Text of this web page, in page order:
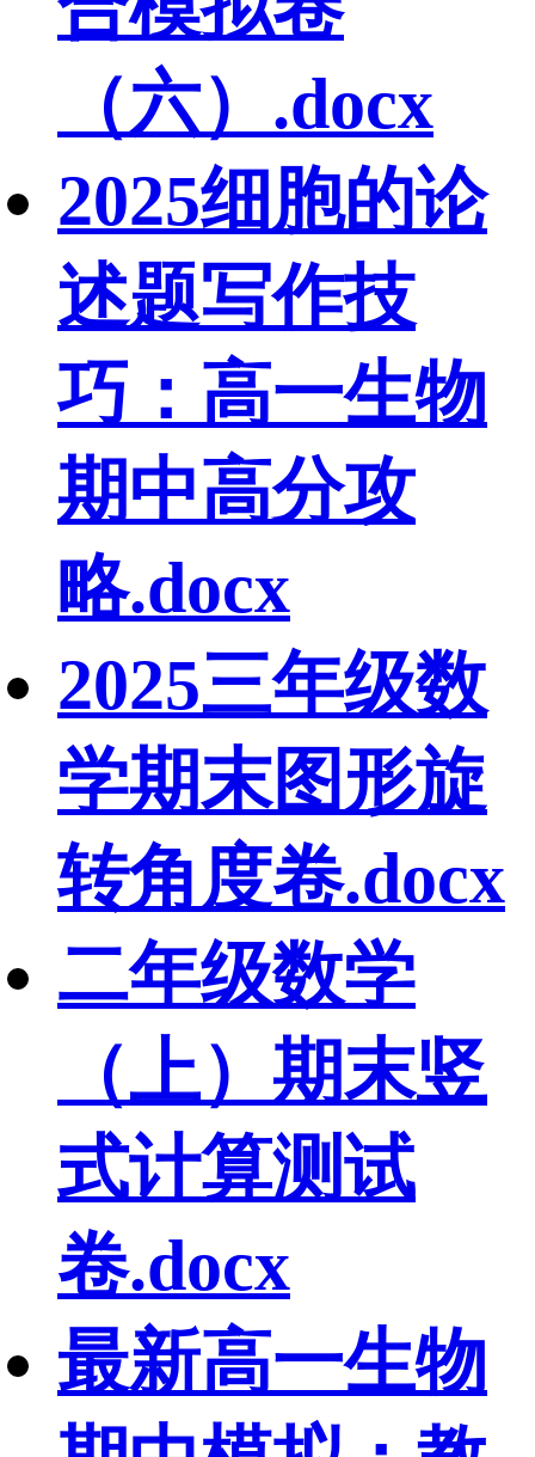
（六）.docx
2025细胞的论
述题写作技
巧：高一生物
期中高分攻
略.docx
2025三年级数
学期末图形旋
转角度卷.docx
二年级数学
（上）期末竖
式计算测试
卷.docx
最新高一生物